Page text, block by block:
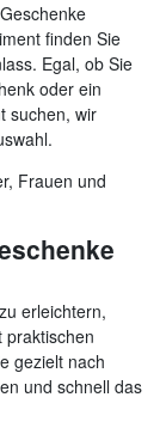
finden Sie
Egal, ob Sie
oder ein
suchen, wir
Frauen und
erleichtern,
praktischen
gezielt nach
und schnell das